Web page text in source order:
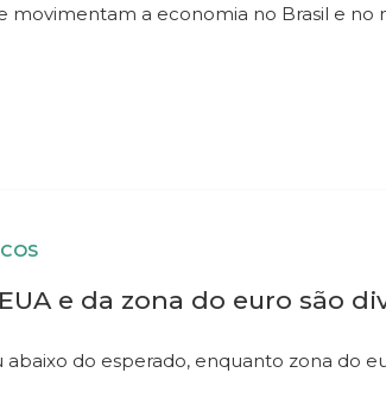
movimentam a economia no Brasil e no
e da zona do euro são
abaixo do esperado, enquanto zona do